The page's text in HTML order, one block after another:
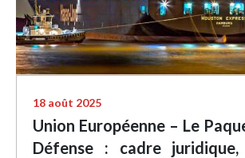
18 août 2025
Union Européenne – Le
Défense : cadre